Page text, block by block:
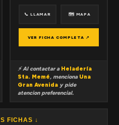
📞 LLAMAR 🗺 MAPA
VER FICHA COMPLETA ↗
⚡ Al contactar a Heladería
Sta. Memé, menciona Una
Gran Avenida y pide
atencion preferencial.
FICHAS ↓